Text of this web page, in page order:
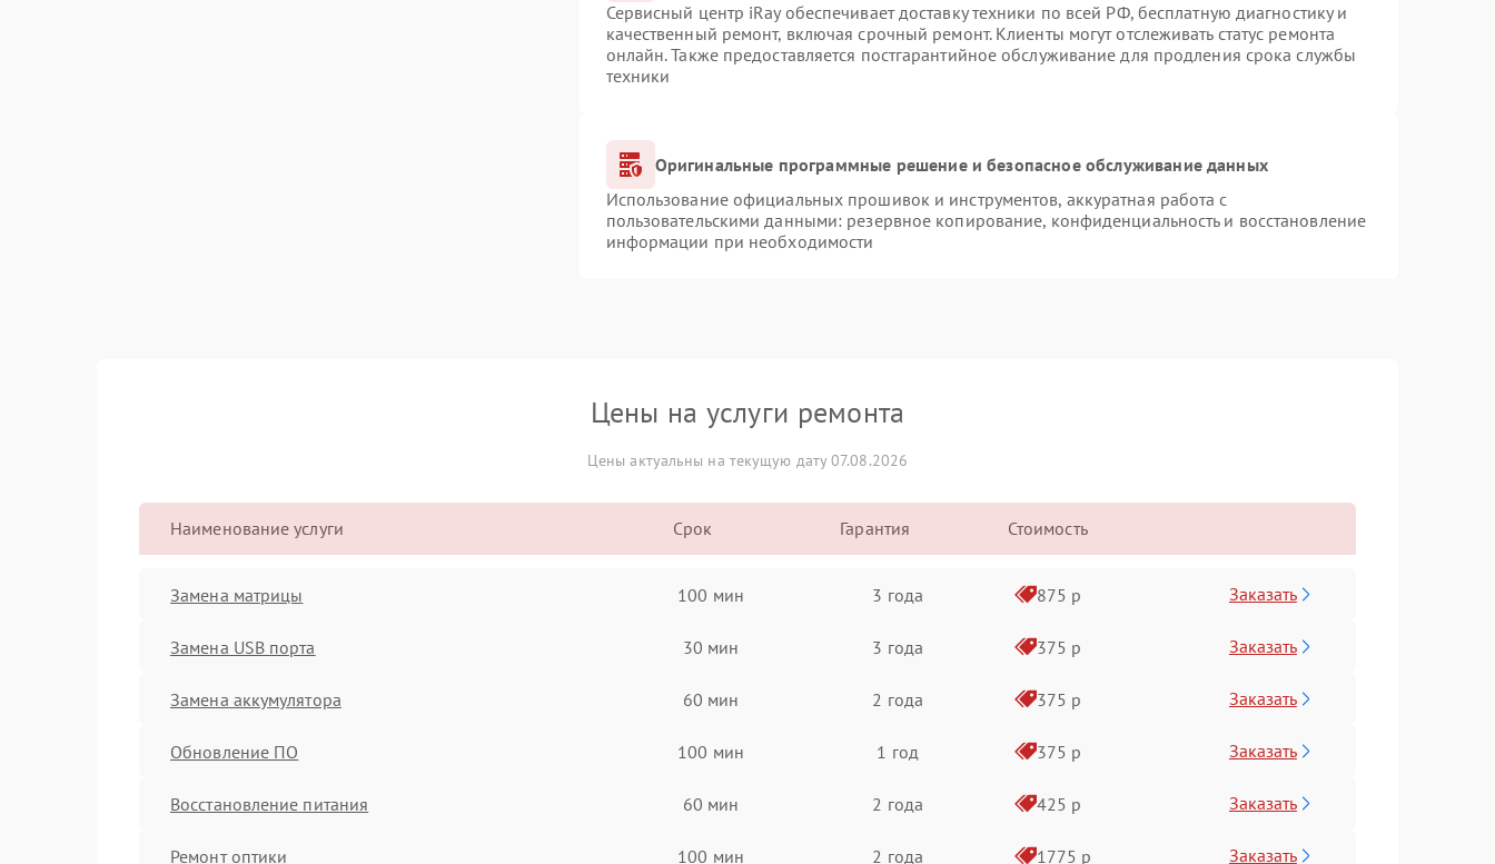
Сервисный центр iRay обеспечивает доставку техники по всей РФ, бесплатную диагностику и
качественный ремонт, включая срочный ремонт. Клиенты могут отслеживать статус ремонта
онлайн. Также предоставляется постгарантийное обслуживание для продления срока службы
техники
Оригинальные программные решение и безопасное обслуживание данных
Использование официальных прошивок и инструментов, аккуратная работа с
пользовательскими данными: резервное копирование, конфиденциальность и восстановление
информации при необходимости
Цены на услуги ремонта
Цены актуальны на текущую дату 07.08.2026
Наименование услуги Срок Гарантия Стоимость
Замена матрицы 100 мин 3 года 875 р Заказать
Замена USB порта 30 мин 3 года 375 р Заказать
Замена аккумулятора 60 мин 2 года 375 р Заказать
Обновление ПО 100 мин 1 год 375 р Заказать
Восстановление питания 60 мин 2 года 425 р Заказать
Ремонт оптики 100 мин 2 года 1775 р Заказать